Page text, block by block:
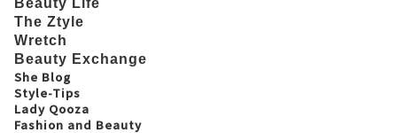
Beauty Life
The Ztyle
Wretch
Beauty Exchange
She Blog
Style-Tips
Lady Qooza
Fashion and Beauty